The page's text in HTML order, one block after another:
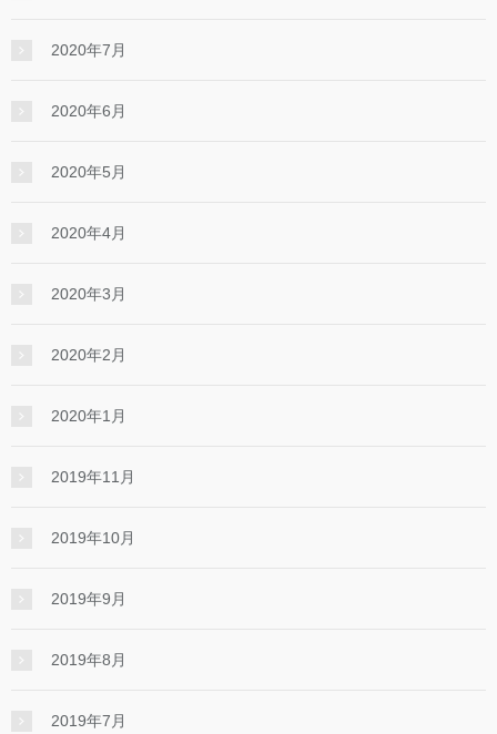
2020年7月
2020年6月
2020年5月
2020年4月
2020年3月
2020年2月
2020年1月
2019年11月
2019年10月
2019年9月
2019年8月
2019年7月